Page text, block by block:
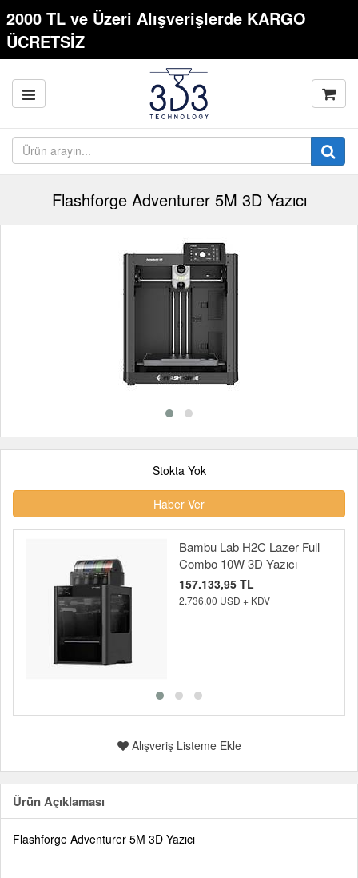
2000 TL ve Üzeri Alışverişlerde KARGO
ÜCRETSİZ
Flashforge Adventurer 5M 3D Yazıcı
Stokta Yok
Haber Ver
Bambu Lab H2C Lazer Full
Combo 10W 3D Yazıcı
157.133,95 TL
2.736,00 USD + KDV
Alışveriş Listeme Ekle
Ürün Açıklaması
Flashforge Adventurer 5M 3D Yazıcı